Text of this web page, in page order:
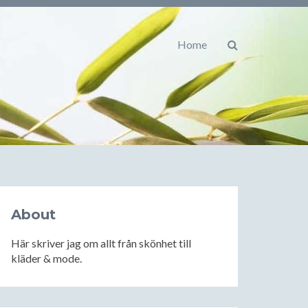
Home
About
Här skriver jag om allt från skönhet till
kläder & mode.